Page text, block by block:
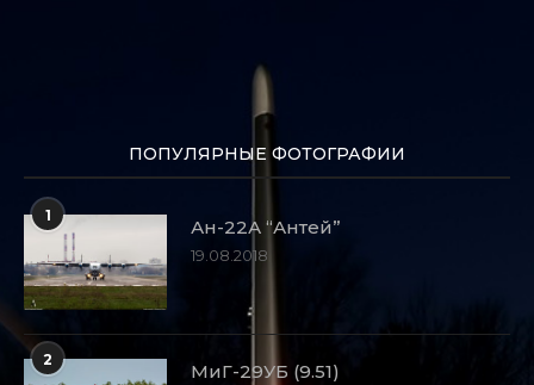
ПОПУЛЯРНЫЕ ФОТОГРАФИИ
1
Ан-22А “Антей”
19.08.2018
2
МиГ-29УБ (9.51)